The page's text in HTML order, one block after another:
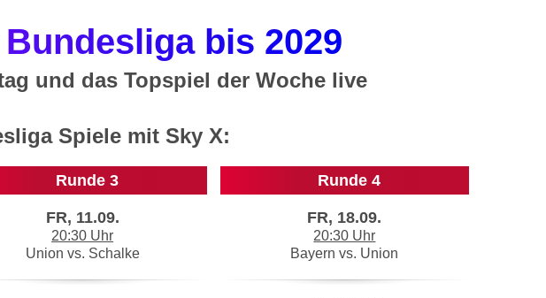
bis 2029
und das Topspiel der Woche live
Spiele mit Sky X:
Runde 3 Runde 4
FR, 11.09.
20:30 Uhr
Union vs. Schalke
FR, 18.09.
20:30 Uhr
Bayern vs. Union